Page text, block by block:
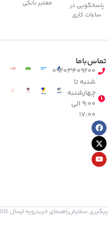
پاسخگویی در
ساعات کاری
معتبر بانکی
تماس‌با‌ما
۰۹۲۰۳۴۰۹۲۰۰
شنبه تا
چهارشنبه
۹:۰۰ الی
۱۷:۰۰
پیگیری سفارشراهنمای خریدرویه ارسال کالا